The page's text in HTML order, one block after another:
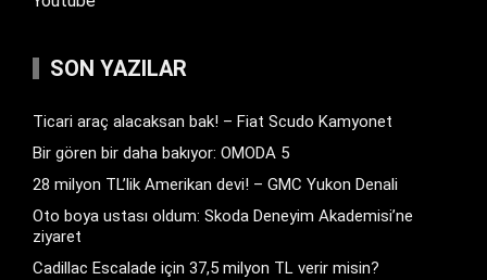
SON YAZILAR
Ticari araç alacaksan bak! – Fiat Scudo Kamyonet
Bir gören bir daha bakıyor: OMODA 5
28 milyon TL’lik Amerikan devi! – GMC Yukon Denali
Oto boya ustası oldum: Skoda Deneyim Akademisi’ne
ziyaret
Cadillac Escalade için 37,5 milyon TL verir misin?